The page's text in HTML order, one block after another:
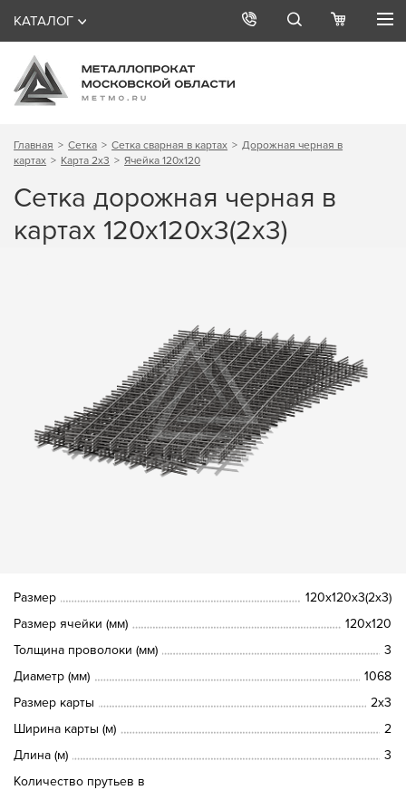
КАТАЛОГ
Главная Сетка Сетка сварная в картах
Дорожная черная в
картах
Карта 2х3 Ячейка 120х120
Сетка дорожная черная в
картах 120х120х3(2х3)
Размер
120х120х3(2х3)
Размер ячейки (мм)
120х120
Толщина проволоки (мм)
3
Диаметр (мм)
1068
Размер карты
2х3
Ширина карты (м)
2
Длина (м)
3
Количество прутьев в